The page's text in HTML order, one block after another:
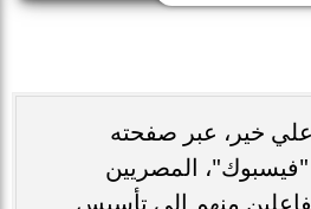
خير، عبر صفحته
المصريين
منهم إلى تأسيس